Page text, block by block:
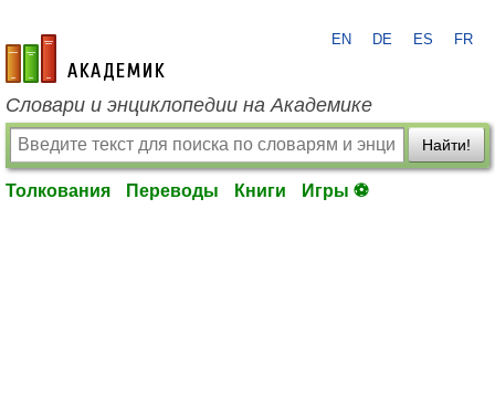
academic.ru
EN DE ES FR
Словари и энциклопедии на Академике
Найти!
Толкования Переводы Книги Игры ⚽